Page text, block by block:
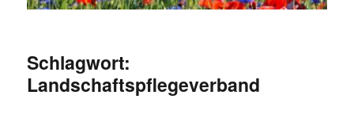
Schlagwort:
Landschaftspflegeverband